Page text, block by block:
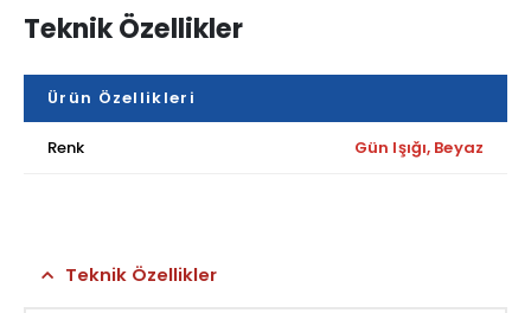
Teknik Özellikler
Ürün Özellikleri
Renk Gün Işığı, Beyaz
Teknik Özellikler